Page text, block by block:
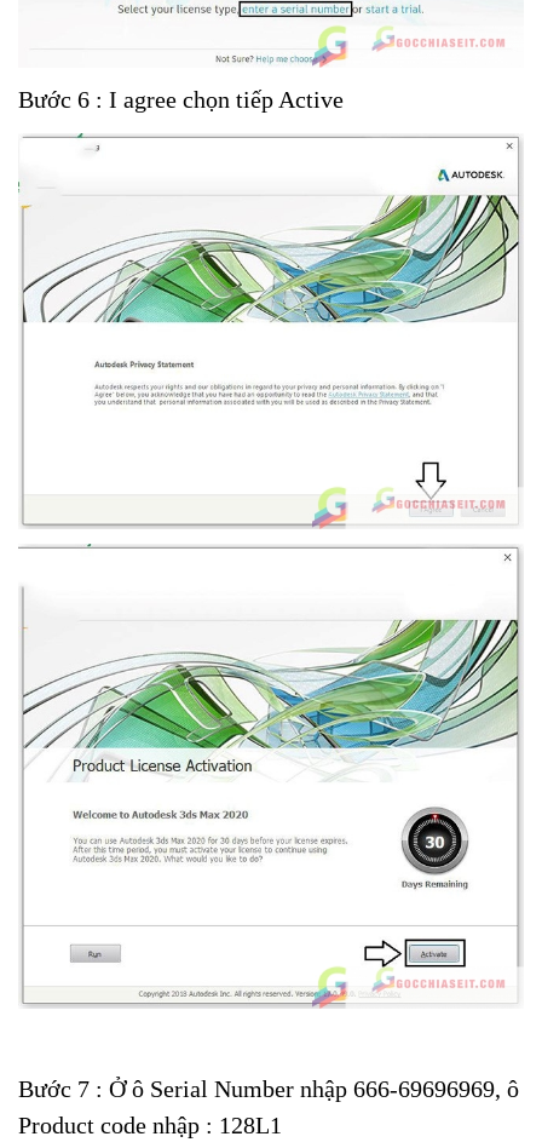
Bước 6 : I agree chọn tiếp Active
Bước 7 : Ở ô Serial Number nhập 666-69696969, ô
Product code nhập : 128L1